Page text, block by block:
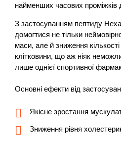
найменших часових проміжків
З застосуванням пептиду
домогтися не тільки
маси, але й зниження
клітковини, що аж ніяк
лише однієї спортивної
Основні ефекти від
Якісне зростання
Зниження рівня